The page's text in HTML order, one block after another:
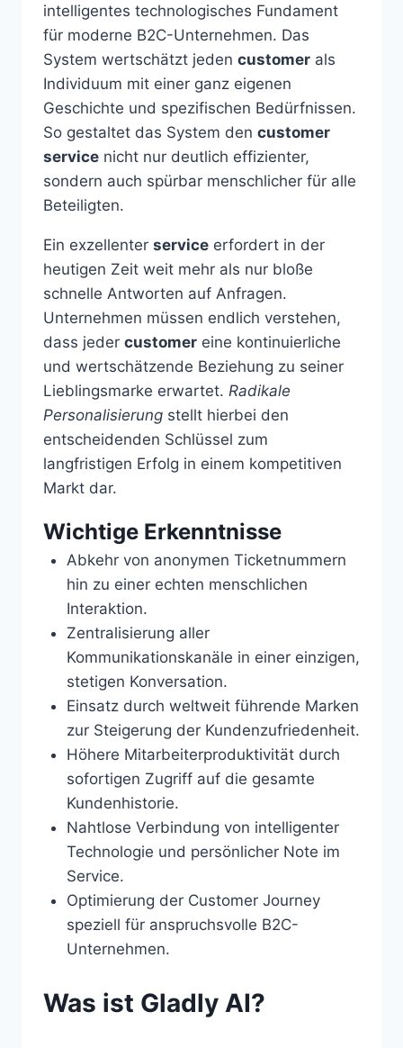
intelligentes technologisches Fundament
für moderne B2C-Unternehmen. Das
System wertschätzt jeden customer als
Individuum mit einer ganz eigenen
Geschichte und spezifischen Bedürfnissen.
So gestaltet das System den customer
service nicht nur deutlich effizienter,
sondern auch spürbar menschlicher für alle
Beteiligten.
Ein exzellenter service erfordert in der
heutigen Zeit weit mehr als nur bloße
schnelle Antworten auf Anfragen.
Unternehmen müssen endlich verstehen,
dass jeder customer eine kontinuierliche
und wertschätzende Beziehung zu seiner
Lieblingsmarke erwartet. Radikale
Personalisierung stellt hierbei den
entscheidenden Schlüssel zum
langfristigen Erfolg in einem kompetitiven
Markt dar.
Wichtige Erkenntnisse
Abkehr von anonymen Ticketnummern
hin zu einer echten menschlichen
Interaktion.
Zentralisierung aller
Kommunikationskanäle in einer einzigen,
stetigen Konversation.
Einsatz durch weltweit führende Marken
zur Steigerung der Kundenzufriedenheit.
Höhere Mitarbeiterproduktivität durch
sofortigen Zugriff auf die gesamte
Kundenhistorie.
Nahtlose Verbindung von intelligenter
Technologie und persönlicher Note im
Service.
Optimierung der Customer Journey
speziell für anspruchsvolle B2C-
Unternehmen.
Was ist Gladly AI?